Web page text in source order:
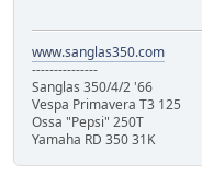
www.sanglas350.com
---------------
Sanglas 350/4/2 '66
Vespa Primavera T3 125
Ossa "Pepsi" 250T
Yamaha RD 350 31K